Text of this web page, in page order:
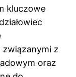
kluczowe
związanymi z
oraz